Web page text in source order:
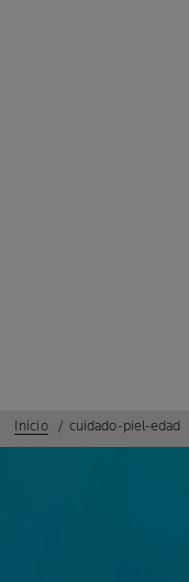
Inicio cuidado-piel-edad